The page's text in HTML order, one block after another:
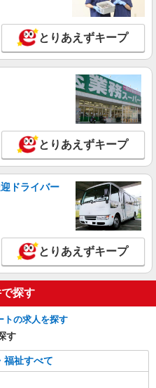
パー）（介護助手）
区西葛西6-9-18
詳細を見る
グリーンパーク/1380000233-
区中央1-21-11
詳細を見る
とりあえずキープ
とりあえずキープ
ドライバー
とりあえずキープ
探す
トの求人を探す
す
福祉すべて